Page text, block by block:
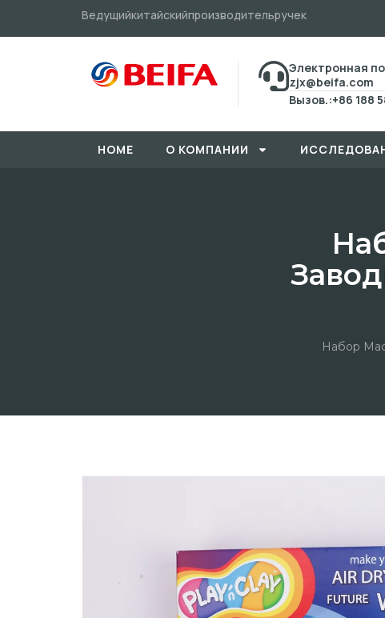
Ведущийкитайскийпроизводительручек
Электронная
zjx@beifa.com
Вызов.:+86 188
HOME О КОМПАНИИ
Набор